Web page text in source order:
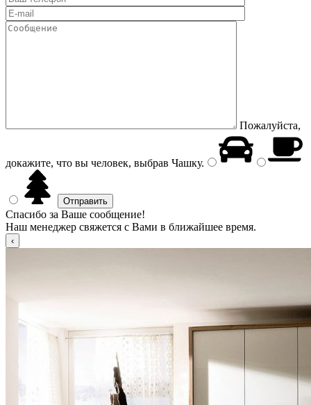
Пожалуйста,
докажите, что вы человек, выбрав Чашку.
Спасибо за Ваше сообщение!
Наш менеджер свяжется с Вами в ближайшее время.